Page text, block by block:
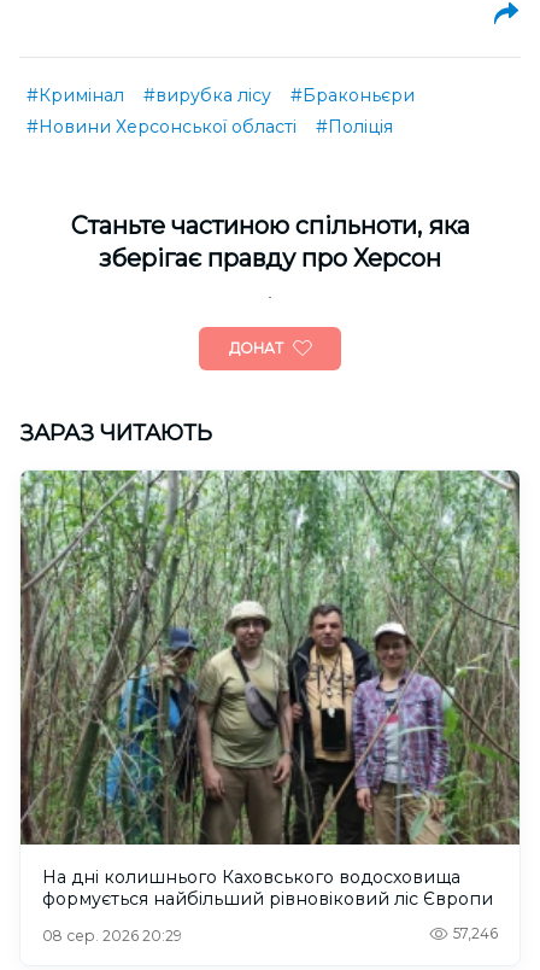
#Кримінал #вирубка лісу
#Браконьєри
#Новини Херсонської області
#Поліція
Cтаньте частиною спільноти, яка
зберігає правду про Херсон
ДОНАТ
ЗАРАЗ ЧИТАЮТЬ
На дні колишнього Каховського водосховища
формується найбільший рівновіковий ліс Європи
08 сер. 2026 20:29 57,246